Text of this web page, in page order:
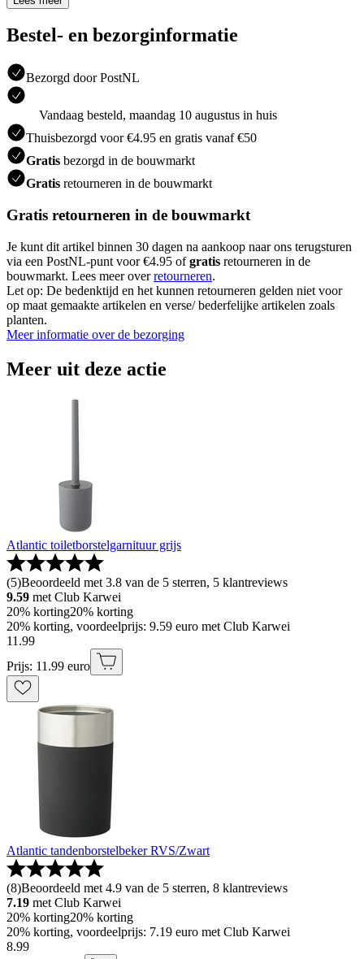
Bestel- en bezorginformatie
Bezorgd door PostNL
Vandaag besteld, maandag 10 augustus in huis
Thuisbezorgd voor €4.95 en gratis vanaf €50
Gratis bezorgd in de bouwmarkt
Gratis retourneren in de bouwmarkt
Gratis retourneren in de bouwmarkt
Je kunt dit artikel binnen 30 dagen na aankoop naar ons terugsturen
via een PostNL-punt voor €4.95 ofgratis retourneren in de
bouwmarkt. Lees meer overretourneren.
Let op: De bedenktijd en het kunnen retourneren gelden niet voor
op maat gemaakte artikelen en verse/ bederfelijke artikelen zoals
planten.
Meer informatie over de bezorging
Meer uit deze actie
Atlantic toiletborstelgarnituur grijs
(5)Beoordeeld met 3.8 van de 5 sterren, 5 klantreviews
9.59 met Club Karwei
20% korting20% korting
20% korting, voordeelprijs: 9.59 euro met Club Karwei
11 .99
Prijs: 11.99 euro
Atlantic tandenborstelbeker RVS/Zwart
(8)Beoordeeld met 4.9 van de 5 sterren, 8 klantreviews
7.19 met Club Karwei
20% korting20% korting
20% korting, voordeelprijs: 7.19 euro met Club Karwei
8.99